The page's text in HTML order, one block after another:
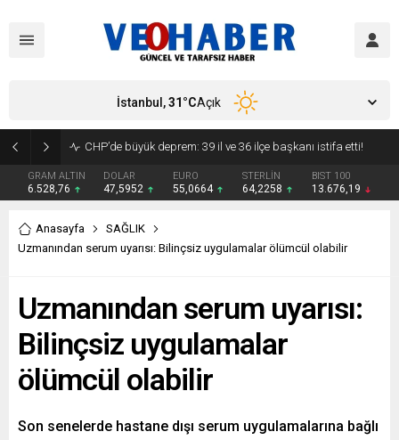
GRAM ALTIN
6.528,76
DOLAR
47,5952
EURO
55,0664
STERLİN
64,2258
BIST 100
13.676,19
İstanbul,31°CAçık
Anasayfa
SAĞLIK
Uzmanından serum uyarısı: Bilinçsiz uygulamalar ölümcül olabilir
Uzmanından serum uyarısı:
Bilinçsiz uygulamalar
ölümcül olabilir
Son senelerde hastane dışı serum uygulamalarına bağlı